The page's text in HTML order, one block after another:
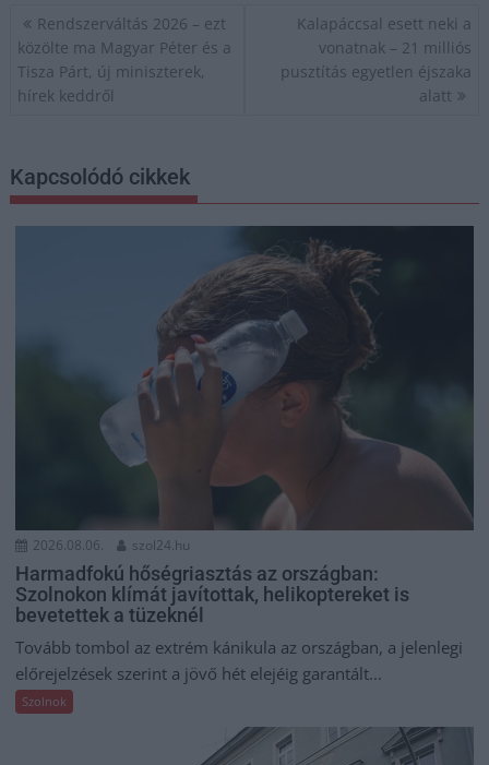
Bejegyzés
navigáció
Rendszerváltás 2026 – ezt
közölte ma Magyar Péter és a
Tisza Párt, új miniszterek,
hírek keddről
Kalapáccsal esett neki a
vonatnak – 21 milliós
pusztítás egyetlen éjszaka
alatt
Kapcsolódó cikkek
2026.08.06. szol24.hu
Harmadfokú hőségriasztás az országban:
Szolnokon klímát javítottak, helikoptereket is
bevetettek a tüzeknél
Tovább tombol az extrém kánikula az országban, a jelenlegi
előrejelzések szerint a jövő hét elejéig garantált...
Szolnok